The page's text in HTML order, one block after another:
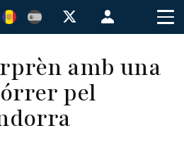
Menú
de
cuenta
de
amb una
pel